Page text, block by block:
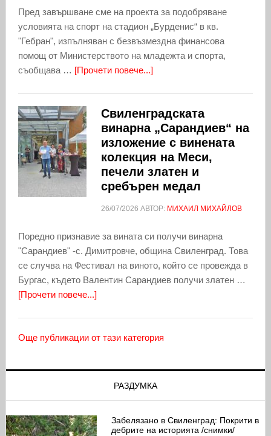
Пред завършване сме на проекта за подобряване
условията на спорт на стадион „Бурденис“ в кв.
"Гебран", изпълняван с безвъзмездна финансова
помощ от Министерството на младежта и спорта,
съобщава … [Прочети повече...]
Свиленградската
винарна „Сарандиев“ на
изложение с винената
колекция на Меси,
печели златен и
сребърен медал
26/07/2026 АВТОР: МИХАИЛ МИХАЙЛОВ
Поредно признавие за вината си получи винарна
"Сарандиев" -с. Димитровче, община Свиленград. Това
се случва на Фестивал на виното, който се провежда в
Бургас, където Валентин Сарандиев получи златен …
[Прочети повече...]
Още публикации от тази категория
РАЗДУМКА
Забелязано в Свиленград: Покрити в
дебрите на историята /снимки/